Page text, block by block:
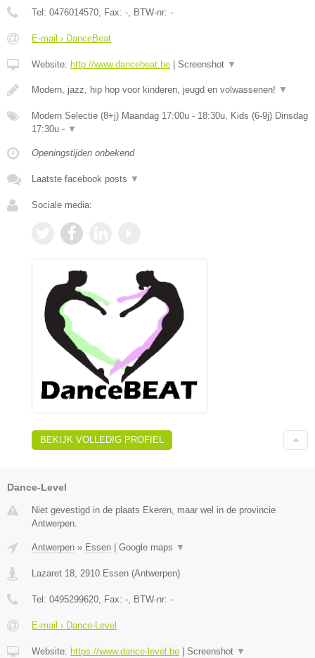
Tel: 0476014570, Fax: -, BTW-nr: -
E-mail › DanceBeat
Website: http://www.dancebeat.be Screenshot ▼
Modern, jazz, hip hop voor kinderen, jeugd en volwassenen! ▼
Modern Selectie (8+j) Maandag 17:00u - 18:30u, Kids (6-9j) Dinsdag
17:30u - ▼
Openingstijden onbekend
Laatste facebook posts ▼
Sociale media:
BEKIJK VOLLEDIG PROFIEL
Dance-Level
Niet gevestigd in de plaats Ekeren, maar wel in de provincie
Antwerpen.
Antwerpen » Essen Google maps ▼
Lazaret 18, 2910 Essen (Antwerpen)
Tel: 0495299620, Fax: -, BTW-nr: -
E-mail › Dance-Level
Website: https://www.dance-level.be Screenshot ▼